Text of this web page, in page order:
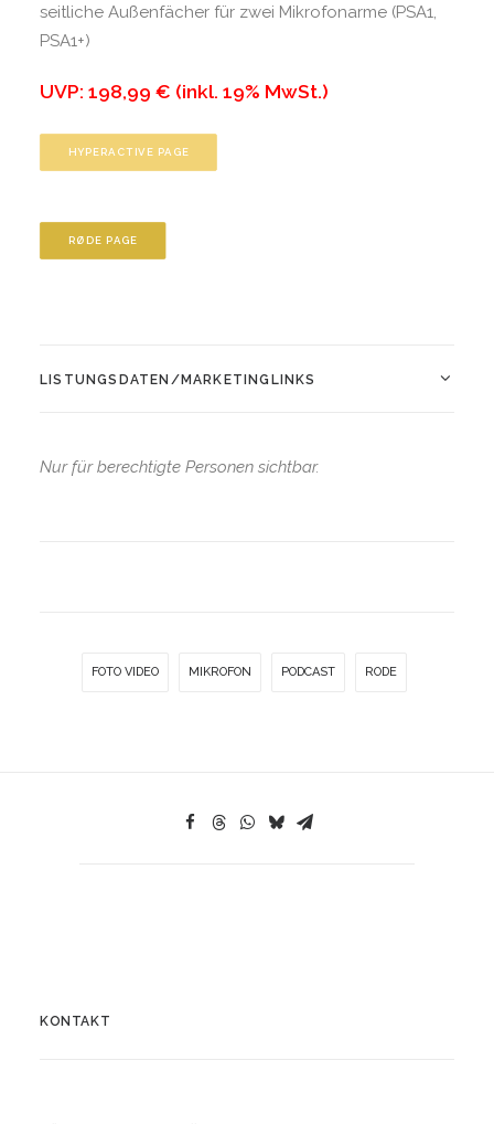
seitliche Außenfächer für zwei Mikrofonarme (PSA1,
PSA1+)
UVP: 198,99 € (inkl. 19% MwSt.)
HYPERACTIVE PAGE
RØDE PAGE
LISTUNGSDATEN/MARKETINGLINKS
Nur für berechtigte Personen sichtbar.
FOTO VIDEO MIKROFON PODCAST RODE
KONTAKT